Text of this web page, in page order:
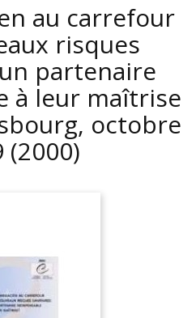
au carrefour
risques
partenaire
à leur maîtrise
octobre
(2000)